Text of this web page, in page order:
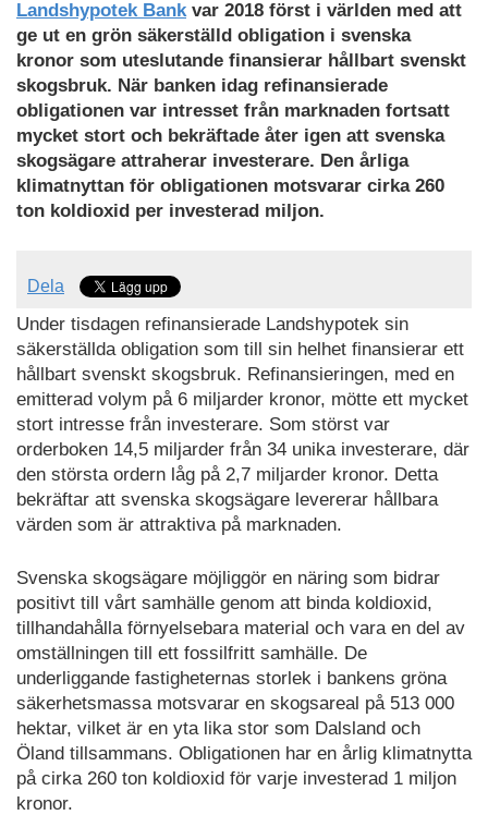
Landshypotek Bankvar 2018 först i världen med att
ge ut en grön säkerställd obligation i svenska
kronor som uteslutande finansierar hållbart svenskt
skogsbruk. När banken idag refinansierade
obligationen var intresset från marknaden fortsatt
mycket stort och bekräftade åter igen att svenska
skogsägare attraherar investerare. Den årliga
klimatnyttan för obligationen motsvarar cirka 260
ton koldioxid per investerad miljon.
Dela
Under tisdagen refinansierade Landshypotek sin
säkerställda obligation som till sin helhet finansierar ett
hållbart svenskt skogsbruk. Refinansieringen, med en
emitterad volym på 6 miljarder kronor, mötte ett mycket
stort intresse från investerare. Som störst var
orderboken 14,5 miljarder från 34 unika investerare, där
den största ordern låg på 2,7 miljarder kronor. Detta
bekräftar att svenska skogsägare levererar hållbara
värden som är attraktiva på marknaden.
Svenska skogsägare möjliggör en näring som bidrar
positivt till vårt samhälle genom att binda koldioxid,
tillhandahålla förnyelsebara material och vara en del av
omställningen till ett fossilfritt samhälle. De
underliggande fastigheternas storlek i bankens gröna
säkerhetsmassa motsvarar en skogsareal på 513 000
hektar, vilket är en yta lika stor som Dalsland och
Öland tillsammans. Obligationen har en årlig klimatnytta
på cirka 260 ton koldioxid för varje investerad 1 miljon
kronor.